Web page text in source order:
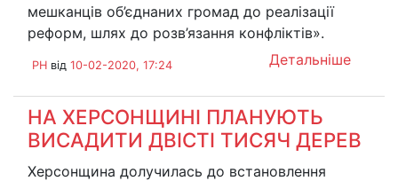
мешканців об’єднаних громад до реалізації
реформ, шлях до розв’язання конфліктів».
Детальніше
PH від 10-02-2020, 17:24
НА ХЕРСОНЩИНІ ПЛАНУЮТЬ
ВИСАДИТИ ДВІСТІ ТИСЯЧ ДЕРЕВ
Херсонщина долучилась до встановлення